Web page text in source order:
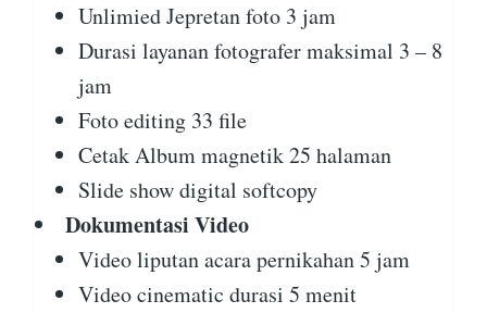
Unlimied Jepretan foto 3 jam
Durasi layanan fotografer maksimal 3 – 8
jam
Foto editing 33 file
Cetak Album magnetik 25 halaman
Slide show digital softcopy
Dokumentasi Video
Video liputan acara pernikahan 5 jam
Video cinematic durasi 5 menit